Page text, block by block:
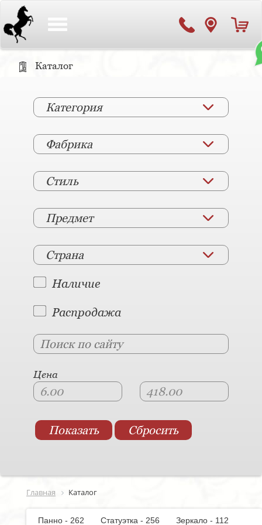
Каталог
Категория
Фабрика
Стиль
Предмет
Страна
Наличие
Распродажа
Цена
Главная Каталог
Панно - 262 Статуэтка - 256
Зеркало - 112